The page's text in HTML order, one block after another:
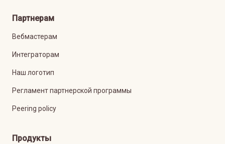
Партнерам
Вебмастерам
Интеграторам
Наш логотип
Регламент партнерской программы
Peering policy
Продукты